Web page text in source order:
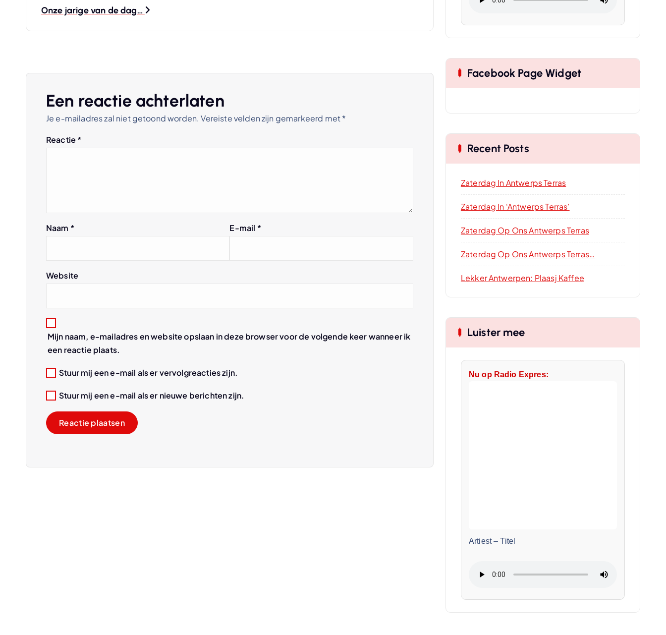
c
Onze jarige van de dag…
Een reactie achterlaten
Je e-mailadres zal niet getoond worden. Vereiste velden zijn gemarkeerd met*
Reactie *
Naam * E-mail *
Website
Mijn naam, e-mailadres en website opslaan in deze browser voor de volgende keer wanneer ik
een reactie plaats.
Stuur mij een e-mail als er vervolgreacties zijn.
Stuur mij een e-mail als er nieuwe berichten zijn.
Facebook Page Widget
Recent Posts
Zaterdag In Antwerps Terras
Zaterdag In ‘Antwerps Terras’
Zaterdag Op Ons Antwerps Terras
Zaterdag Op Ons Antwerps Terras…
Lekker Antwerpen: Plaasj Kaffee
Luister mee
Nu op Radio Expres:
Artiest–Titel